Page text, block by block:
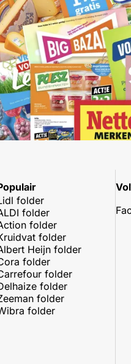
folder
folder
folder
folder
Heijn folder
folder
folder
folder
folder
folder